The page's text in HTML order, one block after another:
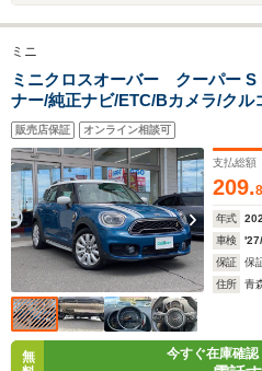
ミニ
ミニクロスオーバー クーパー
ナー/純正ナビ/ETC/Bカメラ/クル
販売店保証 オンライン相談可
支払総額
209.8
年式
車検
保証
保
住所
青
無
今すぐ在庫確